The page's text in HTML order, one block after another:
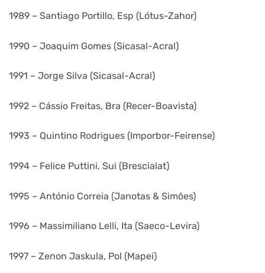
1989 – Santiago Portillo, Esp (Lótus-Zahor)
1990 – Joaquim Gomes (Sicasal-Acral)
1991 – Jorge Silva (Sicasal-Acral)
1992 – Cássio Freitas, Bra (Recer-Boavista)
1993 – Quintino Rodrigues (Imporbor-Feirense)
1994 – Felice Puttini, Sui (Brescialat)
1995 – António Correia (Janotas & Simões)
1996 – Massimiliano Lelli, Ita (Saeco-Levira)
1997 – Zenon Jaskula, Pol (Mapei)